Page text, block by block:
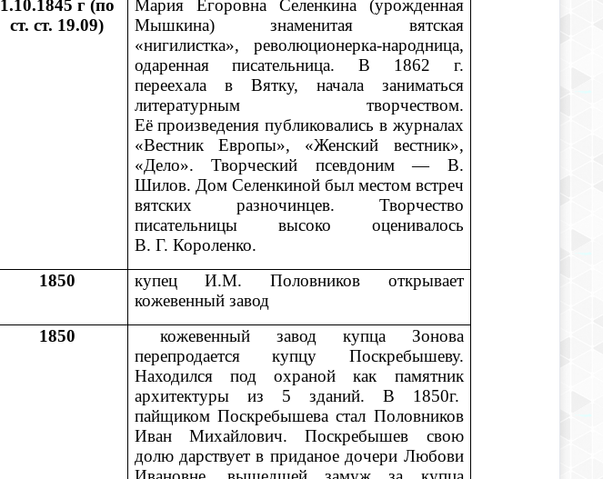
1.10.1845 г (по
ст. ст. 19.09)
Мария Егоровна Селенкина (урожденная
Мышкина) знаменитая вятская
«нигилистка», революционерка-народница,
одаренная писательница. В 1862 г.
переехала в Вятку, начала заниматься
литературным творчеством.
Её произведения публиковались в журналах
«Вестник Европы», «Женский вестник»,
«Дело». Творческий псевдоним — В.
Шилов. Дом Селенкиной был местом встреч
вятских разночинцев. Творчество
писательницы высоко оценивалось
В. Г. Короленко.
1850
купец И.М. Половников открывает
кожевенный завод
1850
кожевенный завод купца Зонова
перепродается купцу Поскребышеву.
Находился под охраной как памятник
архитектуры из 5 зданий. В 1850г.
пайщиком Поскребышева стал Половников
Иван Михайлович. Поскребышев свою
долю дарствует в приданое дочери Любови